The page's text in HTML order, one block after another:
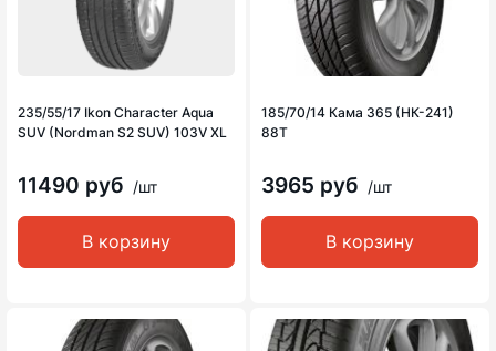
235/55/17 Ikon Character Aqua
SUV (Nordman S2 SUV) 103V XL
11490 руб /шт
В корзину
185/70/14 Кама 365 (НК-241)
88T
3965 руб /шт
В корзину